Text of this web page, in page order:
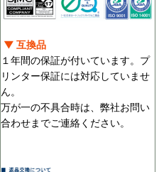
▼ 互換品
１年間の保証が付いています。プ
リンター保証には対応していませ
ん。
万が一の不具合時は、弊社お問い
合わせまでご連絡ください。